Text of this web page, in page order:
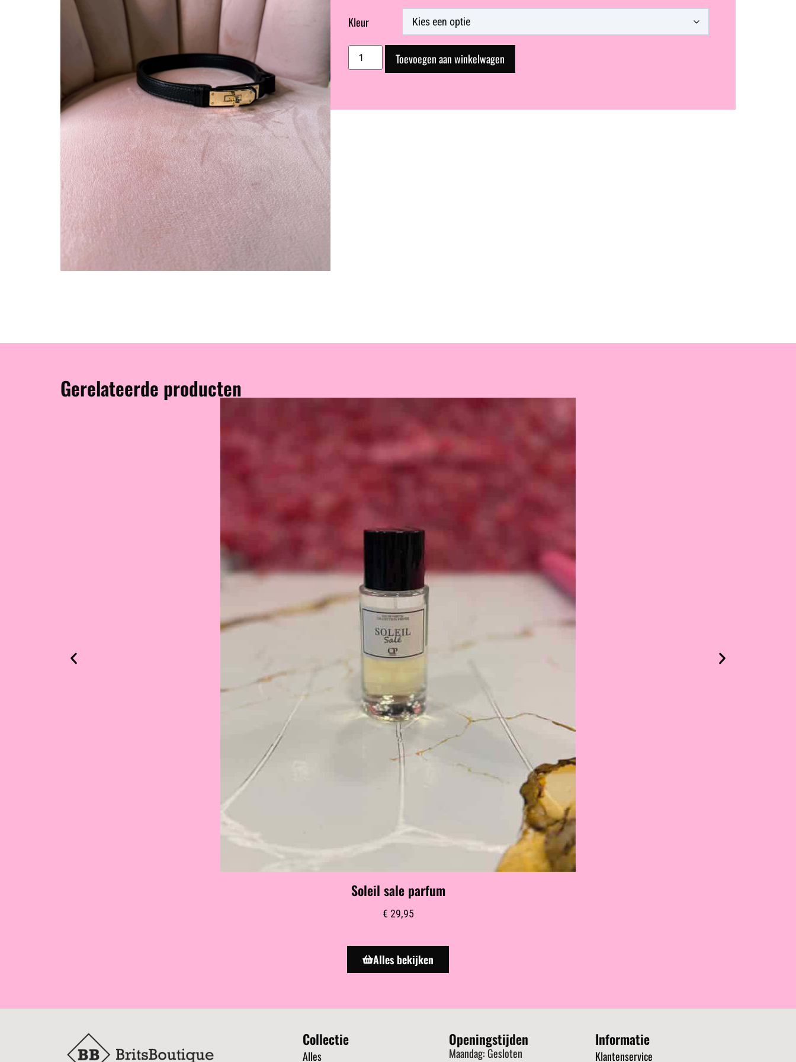
Kleur
Toevoegen aan winkelwagen
Gerelateerde producten
Soleil sale parfum
€ 29,95
Alles bekijken
Collectie
Alles
Openingstijden
Maandag: Gesloten
Informatie
Klantenservice